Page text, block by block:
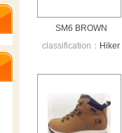
SM6 BROWN
classification： Hiker